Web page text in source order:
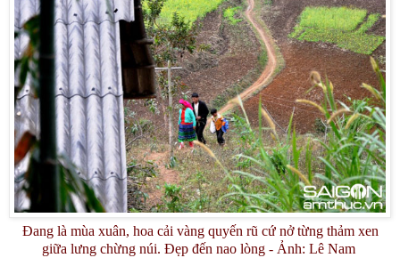
Đang là mùa xuân, hoa cải vàng quyến rũ cứ nở từng thảm xen
giữa lưng chừng núi. Đẹp đến nao lòng - Ảnh: Lê Nam